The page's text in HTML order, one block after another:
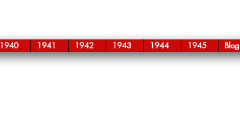
1940 1941 1942 1943 1944 1945 Blog